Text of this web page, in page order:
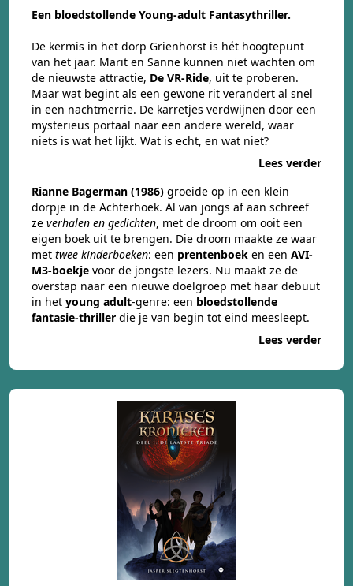
Een bloedstollende Young-adult Fantasythriller.
De kermis in het dorp Grienhorst is hét hoogtepunt
van het jaar. Marit en Sanne kunnen niet wachten om
de nieuwste attractie, De VR-Ride, uit te proberen.
Maar wat begint als een gewone rit verandert al snel
in een nachtmerrie. De karretjes verdwijnen door een
mysterieus portaal naar een andere wereld, waar
niets is wat het lijkt. Wat is echt, en wat niet?
Lees verder
Rianne Bagerman (1986) groeide op in een klein
dorpje in de Achterhoek. Al van jongs af aan schreef
ze verhalen en gedichten, met de droom om ooit een
eigen boek uit te brengen. Die droom maakte ze waar
met twee kinderboeken: een prentenboek en een AVI-
M3-boekje voor de jongste lezers. Nu maakt ze de
overstap naar een nieuwe doelgroep met haar debuut
in het young adult-genre: een bloedstollende
fantasie-thriller die je van begin tot eind meesleept.
Lees verder